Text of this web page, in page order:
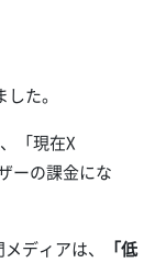
た。
「現在X
ーの課金にな
ディアは、
「低